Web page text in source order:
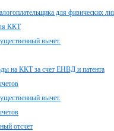
для физических
ККТ
вычет.
на ККТ за счет ЕНВД и патента
вычет.
отсчет